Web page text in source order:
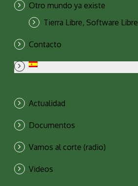
Otro mundo ya existe
Tierra Libre, Software Libre
Contacto
Actualidad
Documentos
Vamos al corte (radio)
Videos